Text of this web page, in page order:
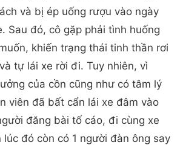
và bị ép uống rượu vào ngày
Sau đó, cô gặp phải tình huống
khiến trạng thái tinh thần rơi
tự lái xe rời đi. Tuy nhiên, vì
của cồn cũng như có tâm lý
viên đã bất cẩn lái xe đâm vào
đăng bài tố cáo, đi cùng xe
lúc đó còn có 1 người đàn ông say